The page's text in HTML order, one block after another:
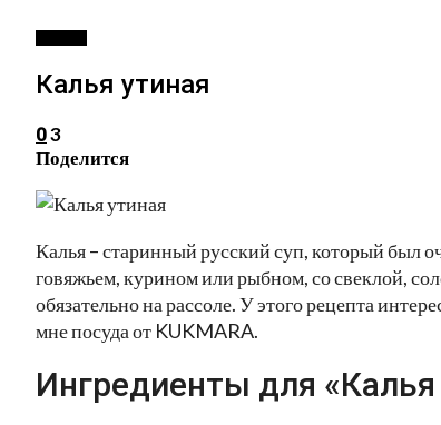
Калья утиная
03
Поделится
Калья – старинный русский суп, который был
говяжьем, курином или рыбном, со свеклой,
обязательно на рассоле. У этого рецепта
мне посуда от KUKMARA.
Ингредиенты для «Калья